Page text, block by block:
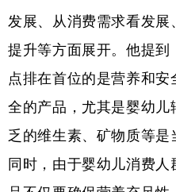
发展、从消费需求看发
提升等方面展开。他提到
点排在首位的是营养和
全的产品，尤其是婴幼
乏的维生素、矿物质等是
同时，由于婴幼儿消费